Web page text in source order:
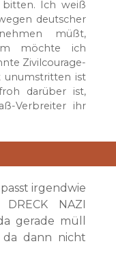
bitten. Ich weiß
deutscher
müßt,
möchte ich
Zivilcourage-
unumstritten ist
darüber ist,
Verbreiter ihr
passt irgendwie
NAZI
gerade müll
da dann nicht